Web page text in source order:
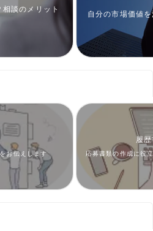
談のメリット
自分の市場価値
お伝えします
履
応募書類の作成に役